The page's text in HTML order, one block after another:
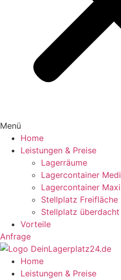
Menü
Home
Leistungen & Preise
Lagerräume
Lagercontainer Medi
Lagercontainer Maxi
Stellplatz Freifläche
Stellplatz überdacht
Vorteile
Anfrage
Home
Leistungen & Preise